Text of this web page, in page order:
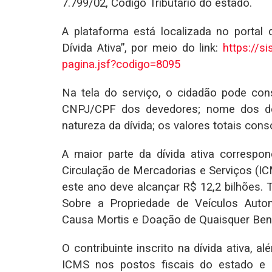
7.799/02, Código Tributário do estado.
A plataforma está localizada no portal
Dívida Ativa”, por meio do link: https://
pagina.jsf?codigo=8095
Na tela do serviço, o cidadão pode
CNPJ/CPF dos devedores; nome dos
natureza da dívida; os valores totais
A maior parte da dívida ativa
Circulação de Mercadorias e Serviços
este ano deve alcançar R$ 12,2
Sobre a Propriedade de Veículos
Causa Mortis e Doação de Quaisquer
O contribuinte inscrito na dívida ativa,
ICMS nos postos fiscais do estado e